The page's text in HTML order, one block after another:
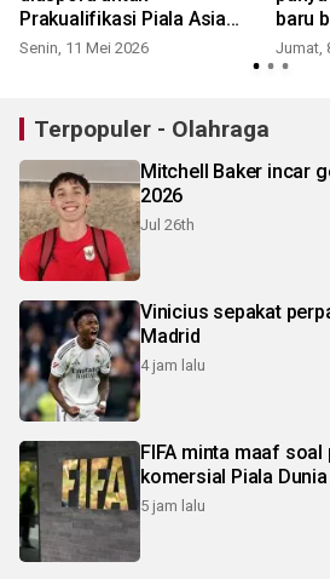
Prakualifikasi Piala Asia
2029
Senin, 11 Mei 2026
baru
Jumat,
Terpopuler - Olahraga
Mitchell Baker incar
2026
Jul 26th
Vinicius sepakat
Madrid
4 jam lalu
FIFA minta maaf soal
komersial Piala Dunia
5 jam lalu